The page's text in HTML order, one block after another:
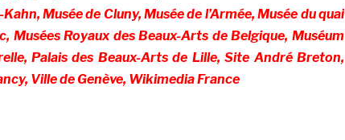
Musée de Cluny, Musée de l’Armée, Musée du quai
Musées Royaux des Beaux-Arts de Belgique, Muséum
Palais des Beaux-Arts de Lille, Site André Breton,
Ville de Genève, Wikimedia France